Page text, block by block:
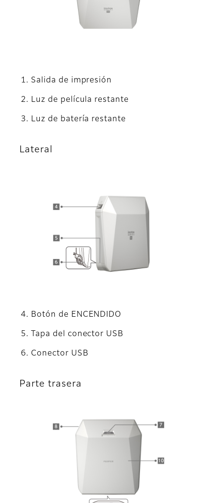
Salida de impresión
Luz de película restante
Luz de batería restante
Lateral
Botón de ENCENDIDO
Tapa del conector USB
Conector USB
Parte trasera